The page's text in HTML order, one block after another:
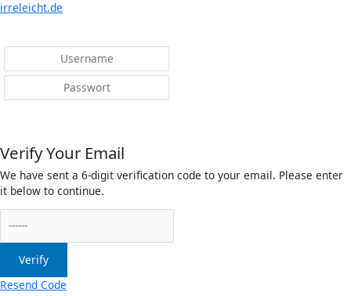
irreleicht.de
Verify Your Email
We have sent a 6-digit verification code to your email. Please enter
it below to continue.
Verify
Resend Code